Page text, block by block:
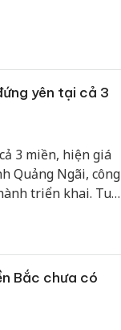
yên tại cả 3
3 miền, hiện giá
Quảng Ngãi, công
triển khai. Tuy
Bắc chưa có